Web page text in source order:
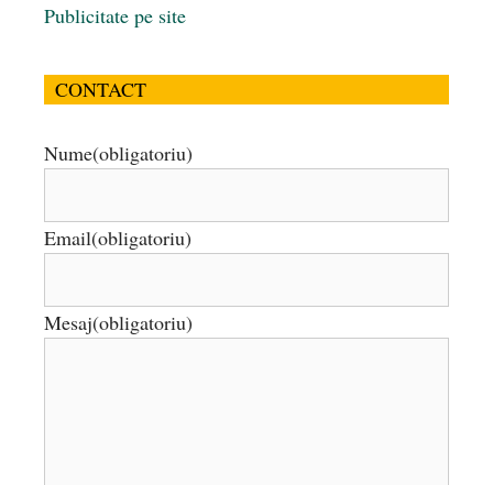
Publicitate pe site
CONTACT
Nume(obligatoriu)
Email(obligatoriu)
Mesaj(obligatoriu)